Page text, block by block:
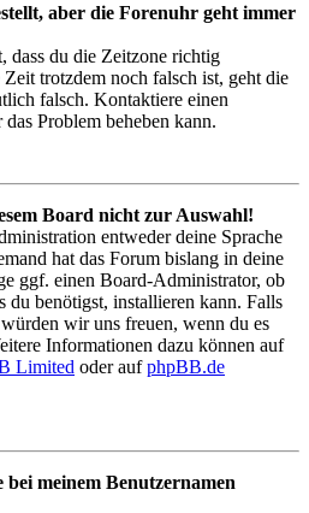
aber die Forenuhr geht immer
dass du die Zeitzone richtig
trotzdem noch falsch ist, geht die
falsch. Kontaktiere einen
Problem beheben kann.
Board nicht zur Auswahl!
entweder deine Sprache
hat das Forum bislang in deine
ggf. einen Board-Administrator, ob
du benötigst, installieren kann. Falls
wir uns freuen, wenn du es
Informationen dazu können auf
Limited oder aufphpBB.de
meinem Benutzernamen